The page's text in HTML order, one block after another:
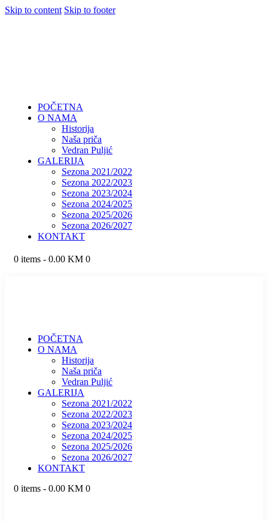
Skip to content Skip to footer
POČETNA
O NAMA
Historija
Naša priča
Vedran Puljić
GALERIJA
Sezona 2021/2022
Sezona 2022/2023
Sezona 2023/2024
Sezona 2024/2025
Sezona 2025/2026
Sezona 2026/2027
KONTAKT
0 items - 0.00 KM 0
POČETNA
O NAMA
Historija
Naša priča
Vedran Puljić
GALERIJA
Sezona 2021/2022
Sezona 2022/2023
Sezona 2023/2024
Sezona 2024/2025
Sezona 2025/2026
Sezona 2026/2027
KONTAKT
0 items - 0.00 KM 0